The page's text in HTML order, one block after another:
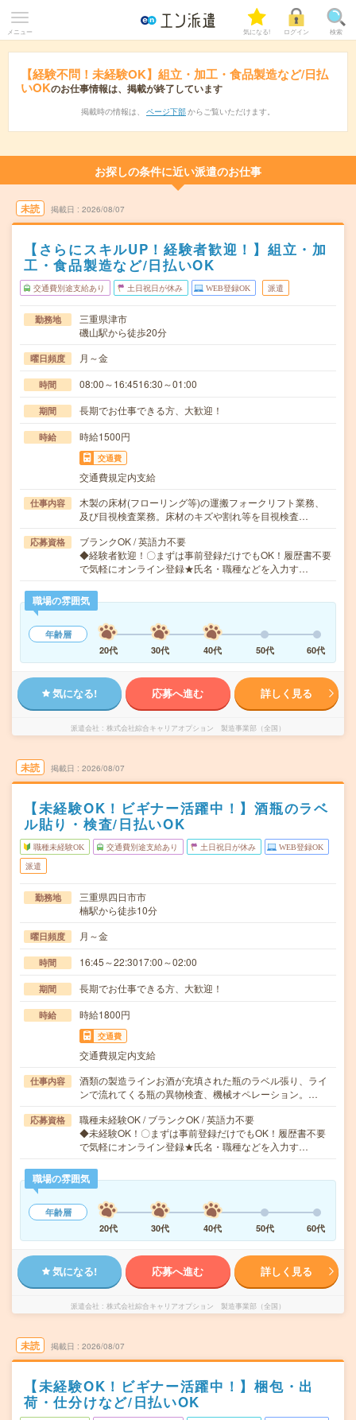
メニュー 気になる! ログイン 検索
【経験不問！未経験OK】組立・加工・食品製造など/日払
いOKのお仕事情報は、掲載が終了しています
掲載時の情報は、 ページ下部 からご覧いただけます。
お探しの条件に近い派遣のお仕事
未読 掲載日 2026/08/07
【さらにスキルUP！経験者歓迎！】組立・加
工・食品製造など/日払いOK
交通費別途支給あり 土日祝日が休み WEB登録OK 派遣
勤務地
三重県津市
磯山駅から徒歩20分
曜日頻度 月～金
時間 08:00～16:4516:30～01:00
期間 長期でお仕事できる方、大歓迎！
時給 時給1500円
交通費
交通費規定内支給
仕事内容
木製の床材(フローリング等)の運搬フォークリフト業務、
及び目視検査業務。床材のキズや割れ等を目視検査…
応募資格
ブランクOK / 英語力不要
◆経験者歓迎！〇まずは事前登録だけでもOK！履歴書不要
で気軽にオンライン登録★氏名・職種などを入力す…
職場の雰囲気
年齢層
20代
30代 40代 50代 60代
気になる! 応募へ進む 詳しく見る
派遣会社 株式会社綜合キャリアオプション 製造事業部（全国）
未読 掲載日 2026/08/07
【未経験OK！ビギナー活躍中！】酒瓶のラベ
ル貼り・検査/日払いOK
職種未経験OK 交通費別途支給あり 土日祝日が休み WEB登録OK
派遣
勤務地
三重県四日市市
楠駅から徒歩10分
曜日頻度 月～金
時間 16:45～22:3017:00～02:00
期間 長期でお仕事できる方、大歓迎！
時給 時給1800円
交通費
交通費規定内支給
仕事内容
酒類の製造ラインお酒が充填された瓶のラベル張り、ライ
ンで流れてくる瓶の異物検査、機械オペレーション。…
応募資格
職種未経験OK / ブランクOK / 英語力不要
◆未経験OK！〇まずは事前登録だけでもOK！履歴書不要
で気軽にオンライン登録★氏名・職種などを入力す…
職場の雰囲気
年齢層
20代
30代 40代 50代 60代
気になる! 応募へ進む 詳しく見る
派遣会社 株式会社綜合キャリアオプション 製造事業部（全国）
未読 掲載日 2026/08/07
【未経験OK！ビギナー活躍中！】梱包・出
荷・仕分けなど/日払いOK